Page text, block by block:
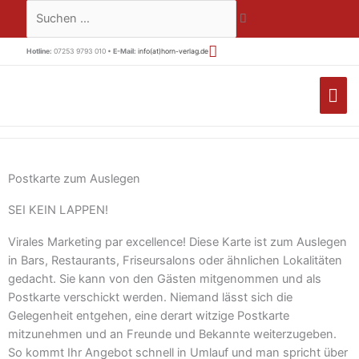
springen
Suchen …
Hotline: 07253 9793 010 • E-Mail: info(at)horn-verlag.de
Postkarte zum Auslegen
SEI KEIN LAPPEN!
Virales Marketing par excellence! Diese Karte ist zum Auslegen
in Bars, Restaurants, Friseursalons oder ähnlichen Lokalitäten
gedacht. Sie kann von den Gästen mitgenommen und als
Postkarte verschickt werden. Niemand lässt sich die
Gelegenheit entgehen, eine derart witzige Postkarte
mitzunehmen und an Freunde und Bekannte weiterzugeben.
So kommt Ihr Angebot schnell in Umlauf und man spricht über